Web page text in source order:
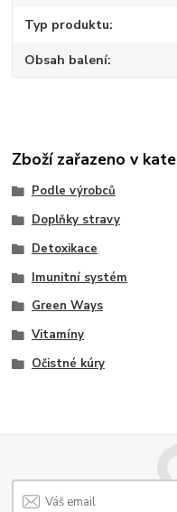
Typ produktu
Obsah balení
Zboží zařazeno v
Podle výrobců
Doplňky stravy
Detoxikace
Imunitní systém
Green Ways
Vitamíny
Očistné kúry